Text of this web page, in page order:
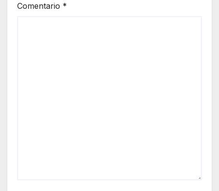
Comentario *